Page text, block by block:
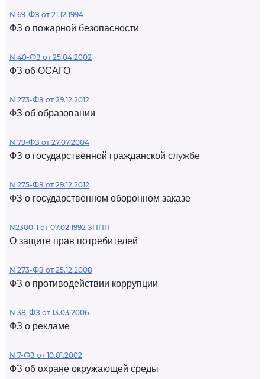
N 69-ФЗ от 21.12.1994
ФЗ о пожарной безопасности
N 40-ФЗ от 25.04.2002
ФЗ об ОСАГО
N 273-ФЗ от 29.12.2012
ФЗ об образовании
N 79-ФЗ от 27.07.2004
ФЗ о государственной гражданской службе
N 275-ФЗ от 29.12.2012
ФЗ о государственном оборонном заказе
N2300-1 от 07.02.1992 ЗППП
О защите прав потребителей
N 273-ФЗ от 25.12.2008
ФЗ о противодействии коррупции
N 38-ФЗ от 13.03.2006
ФЗ о рекламе
N 7-ФЗ от 10.01.2002
ФЗ об охране окружающей среды